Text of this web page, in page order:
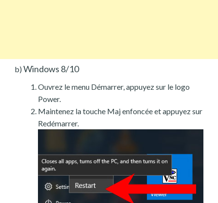
b) Windows 8/10
Ouvrez le menu Démarrer, appuyez sur le logo
Power.
Maintenez la touche Maj enfoncée et appuyez sur
Redémarrer.